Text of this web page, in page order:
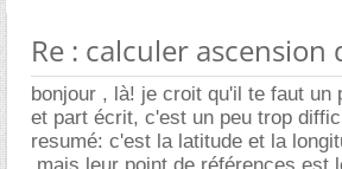
Re : calculer ascension
bonjour , là! je croit qu'il te faut un
et part écrit, c'est un peu trop
resumé: c'est la latitude et la